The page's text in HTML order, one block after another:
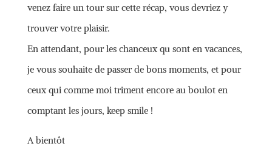
venez faire un tour sur cette récap, vous devriez y
trouver votre plaisir.
En attendant, pour les chanceux qu sont en vacances,
je vous souhaite de passer de bons moments, et pour
ceux qui comme moi triment encore au boulot en
comptant les jours, keep smile !
A bientôt